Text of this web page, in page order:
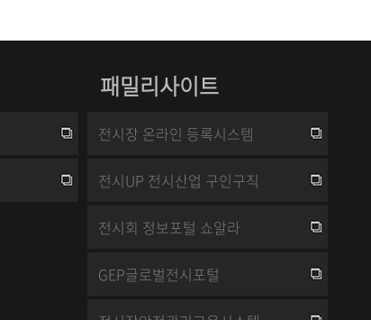
패밀리사이트
전시장 온라인 등록시스템
전시UP 전시산업 구인구직
전시회 정보포털 쇼알라
GEP글로벌전시포털